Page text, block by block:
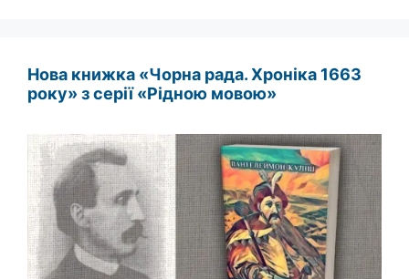
Нова книжка «Чорна рада. Хроніка 1663
року» з серії «Рідною мовою»